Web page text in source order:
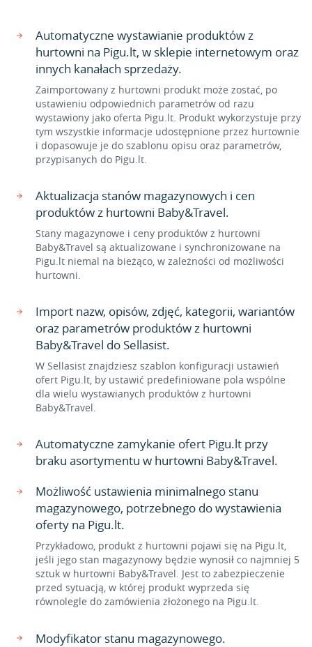
Automatyczne wystawianie produktów z
hurtowni na Pigu.lt, w sklepie internetowym oraz
innych kanałach sprzedaży.
Zaimportowany z hurtowni produkt może zostać, po
ustawieniu odpowiednich parametrów od razu
wystawiony jako oferta Pigu.lt. Produkt wykorzystuje przy
tym wszystkie informacje udostępnione przez hurtownie
i dopasowuje je do szablonu opisu oraz parametrów,
przypisanych do Pigu.lt.
Aktualizacja stanów magazynowych i cen
produktów z hurtowni Baby&Travel.
Stany magazynowe i ceny produktów z hurtowni
Baby&Travel są aktualizowane i synchronizowane na
Pigu.lt niemal na bieżąco, w zależności od możliwości
hurtowni.
Import nazw, opisów, zdjęć, kategorii, wariantów
oraz parametrów produktów z hurtowni
Baby&Travel do Sellasist.
W Sellasist znajdziesz szablon konfiguracji ustawień
ofert Pigu.lt, by ustawić predefiniowane pola wspólne
dla wielu wystawianych produktów z hurtowni
Baby&Travel.
Automatyczne zamykanie ofert Pigu.lt przy
braku asortymentu w hurtowni Baby&Travel.
Możliwość ustawienia minimalnego stanu
magazynowego, potrzebnego do wystawienia
oferty na Pigu.lt.
Przykładowo, produkt z hurtowni pojawi się na Pigu.lt,
jeśli jego stan magazynowy będzie wynosił co najmniej 5
sztuk w hurtowni Baby&Travel. Jest to zabezpieczenie
przed sytuacją, w której produkt wyprzeda się
równolegle do zamówienia złożonego na Pigu.lt.
Modyfikator stanu magazynowego.